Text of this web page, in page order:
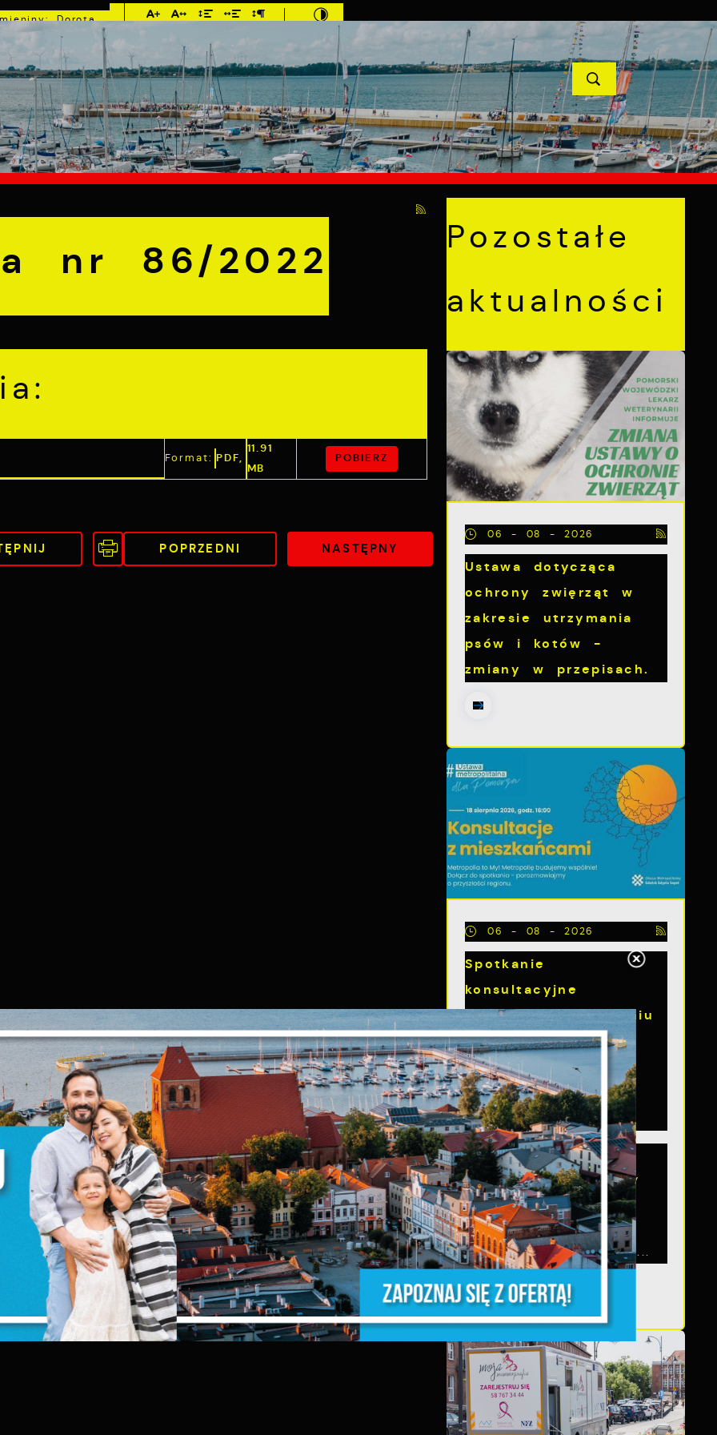
Dorota,
Kajetan
MIESZKANIEC TURYSTYKA INWESTYCJE PROJEKTY UNIJNE KONTAKT
86/2022 POPRZEDNI NASTĘPNY
nr 86/2022
Format: PDF,
11.91
MB
POBIERZ
POPRZEDNI NASTĘPNY
Pozostałe
aktualności
06 - 08 - 2026
Ustawa dotycząca
ochrony zwięrząt w
zakresie utrzymania
psów i kotów -
zmiany w przepisach.
06 - 08 - 2026
Spotkanie
konsultacyjne
poświęcone powołaniu
związku
metropolitalnego w
województwie
pomorskim
Szanowni Państwo,
serdecznie zapraszamy
na otwarte spotkanie
konsultacyjne,
poświęcone powołaniu...
Twoją prywatność. Możesz zmienić ustawienia
lub zaakceptować je wszystkie. W dowolnym
możesz dokonać zmiany swoich ustawień.
pliki cookies służą do prawidłowego
strony internetowej i umożliwiają Ci
korzystanie z oferowanych przez nas usług.
cookies odpowiadają na podejmowane przez Ciebie
w celu m.in. dostosowania Twoich ustawień
prywatności, logowania czy wypełniania
Dzięki plikom cookies strona, z której korzystasz,
działać bez zakłóceń.
i personalizacyjne
typu pliki cookies umożliwiają stronie internetowej
ZAPISZ WYBRANE